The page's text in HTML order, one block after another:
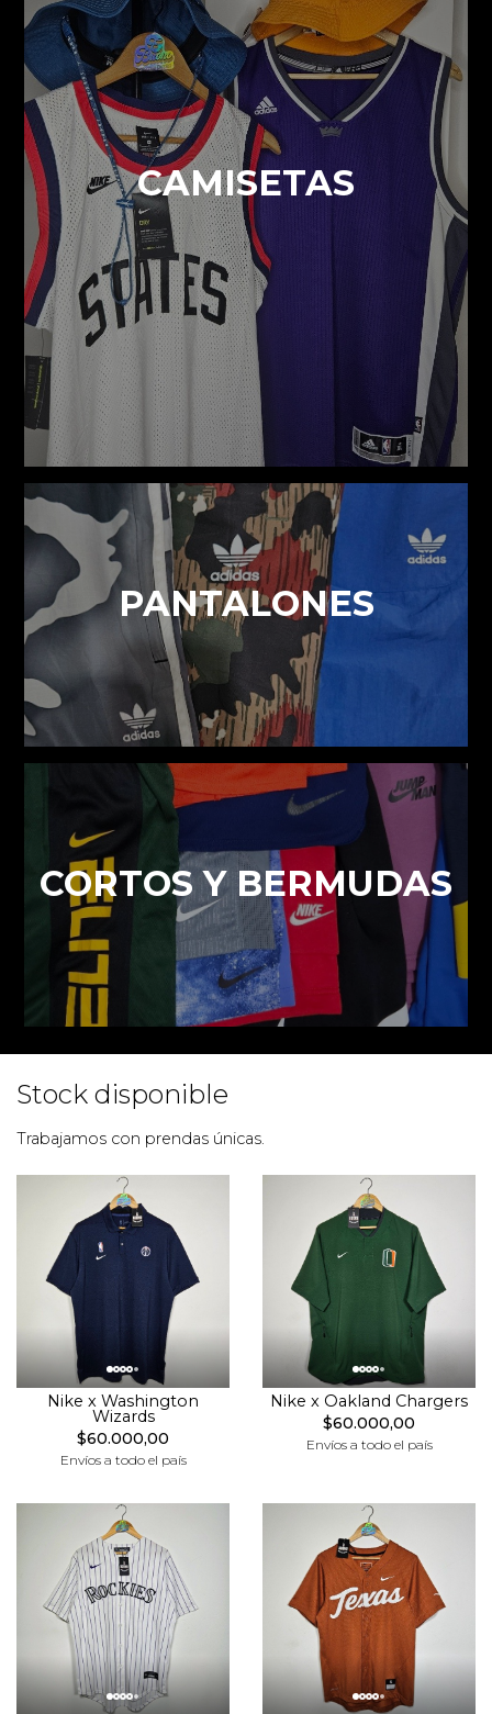
CAMISETAS
PANTALONES
CORTOS Y BERMUDAS
Stock disponible
Trabajamos con prendas únicas.
Nike x Washington
Wizards
$60.000,00
Envíos a todo el país
Nike x Oakland Chargers
$60.000,00
Envíos a todo el país